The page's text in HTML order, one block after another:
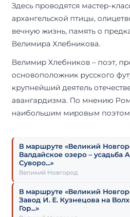
Здесь проводятся мастер-
архангельской птицы,
вечную жизнь, память о
Велимира Хлебникова.
Велимир Хлебников – поэт,
основоположник русского
крупнейший деятель
авангардизма. По мнению
наибольшим мировым поэтом
В маршруте «Великий
Валдайское озеро – усадьба
Суворо...»
Великий Новгород
В маршруте «Великий
Завод И. Е. Кузнецова на
Гор...»